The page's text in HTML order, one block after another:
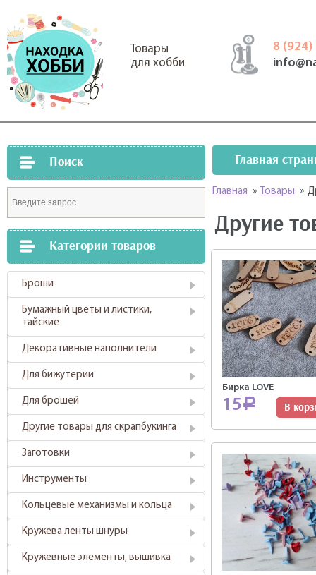
Товары
для хобби
8 (924)
Поиск
Категории товаров
Броши
Бумажный цветы и листики,
тайские
Декоративные наполнители
Для бижутерии
Для брошей
Другие товары для скрапбукинга
Заготовки
Инструменты
Кольцевые механизмы и кольца
Кружева ленты шнуры
Кружевные элементы, вышивка
Главная
Главная » Товары »
Другие
Бирка LOVE
15Р В